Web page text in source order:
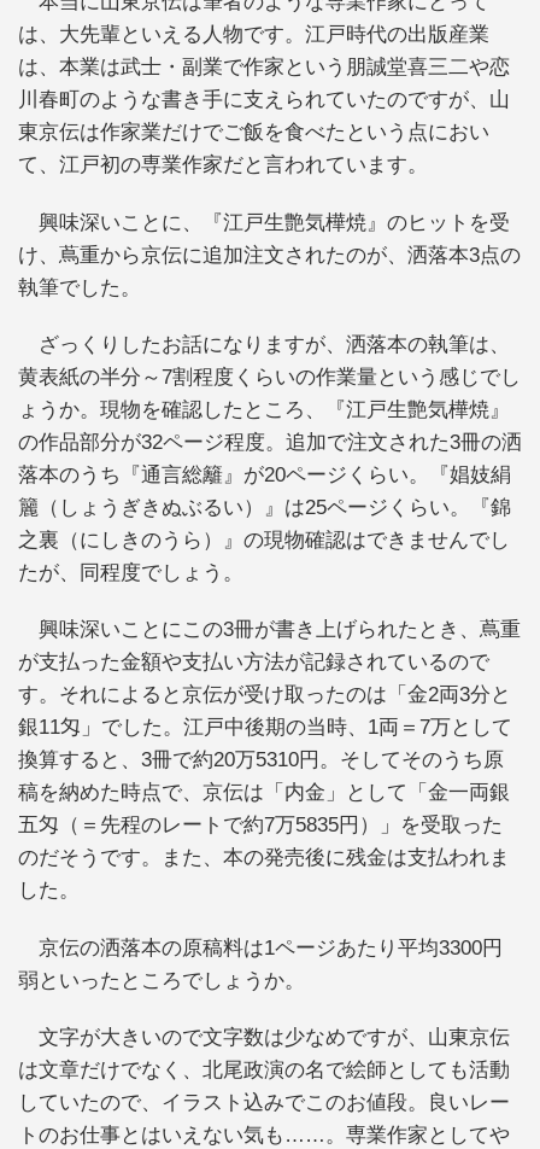
は、大先輩といえる人物です。江戸時代の出版産業
は、本業は武士・副業で作家という朋誠堂喜三二や恋
川春町のような書き手に支えられていたのですが、山
東京伝は作家業だけでご飯を食べたという点におい
て、江戸初の専業作家だと言われています。
興味深いことに、『江戸生艶気樺焼』のヒットを受
け、蔦重から京伝に追加注文されたのが、洒落本3点の
執筆でした。
ざっくりしたお話になりますが、洒落本の執筆は、
黄表紙の半分～7割程度くらいの作業量という感じでし
ょうか。現物を確認したところ、『江戸生艶気樺焼』
の作品部分が32ページ程度。追加で注文された3冊の洒
落本のうち『通言総籬』が20ページくらい。『娼妓絹
籭（しょうぎきぬぶるい）』は25ページくらい。『錦
之裏（にしきのうら）』の現物確認はできませんでし
たが、同程度でしょう。
興味深いことにこの3冊が書き上げられたとき、蔦重
が支払った金額や支払い方法が記録されているので
す。それによると京伝が受け取ったのは「金2両3分と
銀11匁」でした。江戸中後期の当時、1両＝7万として
換算すると、3冊で約20万5310円。そしてそのうち原
稿を納めた時点で、京伝は「内金」として「金一両銀
五匁（＝先程のレートで約7万5835円）」を受取った
のだそうです。また、本の発売後に残金は支払われま
した。
京伝の洒落本の原稿料は1ページあたり平均3300円
弱といったところでしょうか。
文字が大きいので文字数は少なめですが、山東京伝
は文章だけでなく、北尾政演の名で絵師としても活動
していたので、イラスト込みでこのお値段。良いレー
トのお仕事とはいえない気も……。専業作家としてや